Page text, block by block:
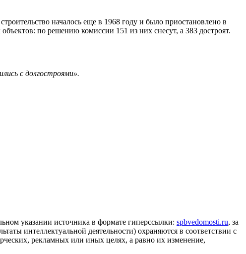
началось еще в 1968 году и было приостановлено в
по решению комиссии 151 из них снесут, а 383 достроят.
с долгостроями».
указании источника в формате гиперссылки: spbvedomosti.ru, за
интеллектуальной деятельности) охраняются в соответствии с
рекламных или иных целях, а равно их изменение,